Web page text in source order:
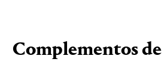
Complementos